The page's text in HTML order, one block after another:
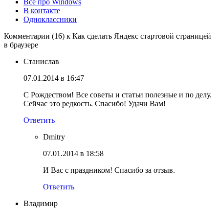
В контакте
Одноклассники
Комментарии (16) к Как сделать Яндекс стартовой страницей
в браузере
Cтанислав
07.01.2014 в 16:47
С Рождеством! Все советы и статьи полезные и по делу.
Сейчас это редкость. Спасибо! Удачи Вам!
Ответить
Dmitry
07.01.2014 в 18:58
И Вас с праздником! Спасибо за отзыв.
Ответить
Владимир